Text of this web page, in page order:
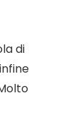
di